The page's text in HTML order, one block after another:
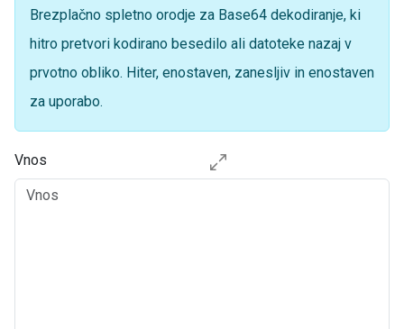
Brezplačno spletno orodje za Base64 dekodiranje, ki
hitro pretvori kodirano besedilo ali datoteke nazaj v
prvotno obliko. Hiter, enostaven, zanesljiv in enostaven
za uporabo.
Vnos